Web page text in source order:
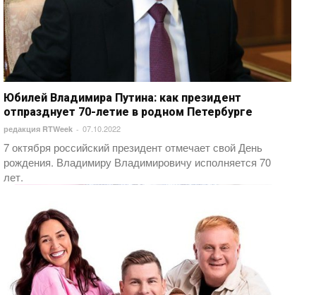
Юбилей Владимира Путина: как президент
отпразднует 70-летие в родном Петербурге
редакция RTWeek - 07.10.2022
7 октября российский президент отмечает свой День
рождения. Владимиру Владимировичу исполняется 70
лет.